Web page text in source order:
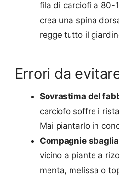
fila di carciofi a 80-
crea una spina
regge tutto il
Errori da
Sovrastima del
carciofo soffre i
Mai piantarlo in
Compagnie
vicino a piante a
menta, melissa o